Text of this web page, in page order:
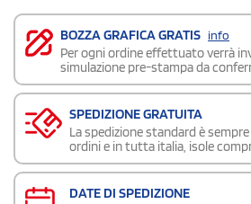
BOZZA GRAFICA GRATIS info
Per ogni ordine effettuato verrà
simulazione pre-stampa da
SPEDIZIONE GRATUITA
La spedizione standard è
ordini e in tutta italia, isole
DATE DI SPEDIZIONE